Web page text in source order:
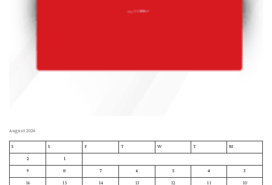
August 2026
M
T
W
T
F
S
S
1
2
3
4
5
6
7
8
9